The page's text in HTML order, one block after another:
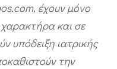
έχουν μόνο
και σε
υπόδειξη ιατρικής
την